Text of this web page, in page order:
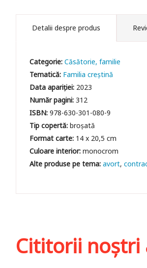
Detalii despre produs
Categorie:Căsătorie, familie
Tematică: Familia creștină
Data apariției: 2023
Număr pagini:312
ISBN:978-630-301-080-9
Tip copertă:broșată
Format carte: 14 x 20,5 cm
Culoare interior:monocrom
avort
Cititorii noștri